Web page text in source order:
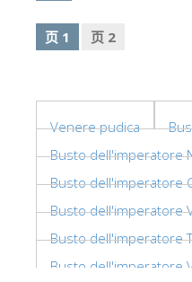
巴拉丁画
美第奇教
圣马可博
伽利略博
页 1 页 2
Venere pudica
Busto dell'imperatore
Busto dell'imperatore
Busto dell'imperatore
Busto dell'imperatore
Busto dell'imperatore